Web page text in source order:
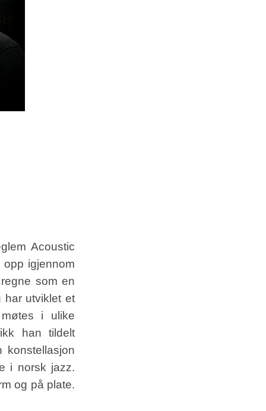
Acoustic
igjennom
som en
har utviklet et
i ulike
han tildelt
konstellasjon
i norsk jazz.
og på plate.